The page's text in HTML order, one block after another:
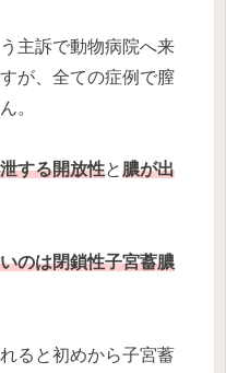
主訴で動物病院へ来
が、全ての症例で膣
。
する開放性と膿が出
のは閉鎖性子宮蓄膿
ると初めから子宮蓄